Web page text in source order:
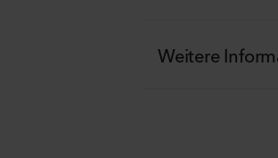
Weitere